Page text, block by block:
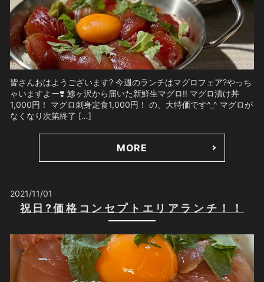
皆さんおはようございます? 今週のランチはマグロフェア?やっち
ゃいますよー❣️ 鯵ヶ沢から届いた新鮮生マグロ‼️ マグロ漬け丼
1,000円！ マグロ刺身定食1,000円！ の、大特価です^_^ マグロが
なくなり次第終了 […]
MORE
2021/11/01
祝日?価格コンセプトエリアランチ！！